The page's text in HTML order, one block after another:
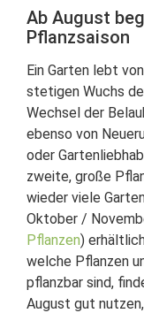
Ab August
Pflanzsaison
Ein Garten lebt
stetigen Wuchs
Wechsel der
ebenso von
oder
zweite, große
wieder viele
Oktober /
Pflanzen)
welche Pflanzen
pflanzbar sind,
August gut